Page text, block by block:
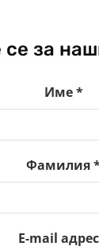
за
Име*
Фамилия
E-mail адрес